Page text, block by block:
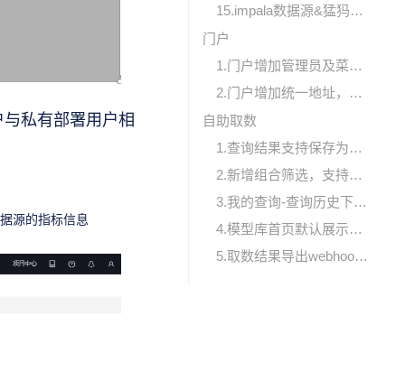
15.impala数据源&猛犸数据源增加【是否开启use_local_tz_for_unix_timestamp_conversions参数】的设置项
门户
1.门户增加管理员及菜单权限配置
2.门户增加统一地址，用户点击地址直接进入默认门户
自助取数
1.查询结果支持保存为公共查询，且公共查询支持定时导出数据
2.新增组合筛选，支持多层与/或关系的维度筛选
3.我的查询-查询历史下增加查询时间信息
4.模型库首页默认展示当前项目所有模型（无权限时提示用户申请对应权限）
5.取数结果导出webhook支持亿级数据量
私有部署用户相
源的指标信息